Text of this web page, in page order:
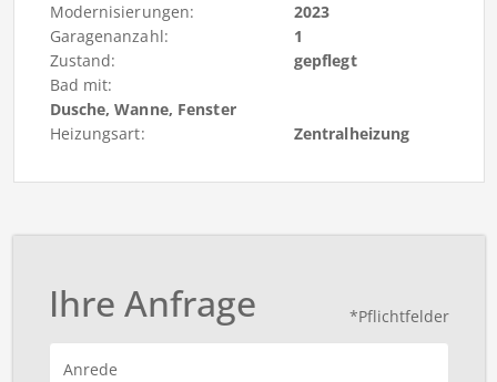
Modernisierungen:
2023
Garagenanzahl:
1
Zustand:
gepflegt
Bad mit:
Dusche, Wanne, Fenster
Heizungsart:
Zentralheizung
*Pflichtfelder
Ihre Anfrage
Anrede